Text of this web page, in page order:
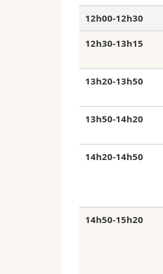
12h00-12h30
12h30-13h15
13h20-13h50
13h50-14h20
14h20-14h50
14h50-15h20